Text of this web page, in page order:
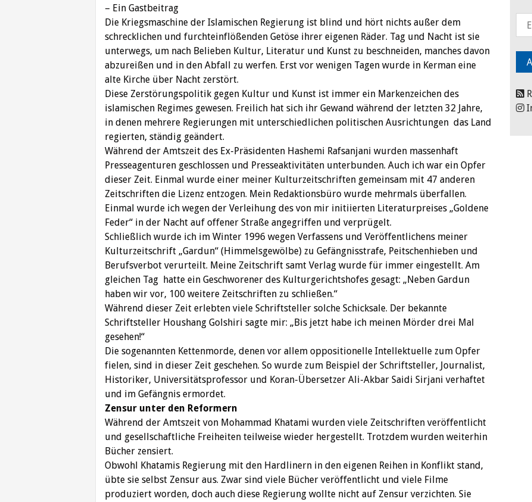
– Ein Gastbeitrag
Die Kriegsmaschine der Islamischen Regierung ist blind und hört nichts außer dem
schrecklichen und furchteinflößenden Getöse ihrer eigenen Räder. Tag und Nacht ist sie
unterwegs, um nach Belieben Kultur, Literatur und Kunst zu beschneiden, manches davon
abzureißen und in den Abfall zu werfen. Erst vor wenigen Tagen wurde in Kerman eine
alte Kirche über Nacht zerstört.
Diese Zerstörungspolitik gegen Kultur und Kunst ist immer ein Markenzeichen des
islamischen Regimes gewesen. Freilich hat sich ihr Gewand während der letzten 32 Jahre,
in denen mehrere Regierungen mit unterschiedlichen politischen Ausrichtungen das Land
regierten, ständig geändert.
Während der Amtszeit des Ex-Präsidenten Hashemi Rafsanjani wurden massenhaft
Presseagenturen geschlossen und Presseaktivitäten unterbunden. Auch ich war ein Opfer
dieser Zeit. Einmal wurde einer meiner Kulturzeitschriften gemeinsam mit 47 anderen
Zeitschriften die Lizenz entzogen. Mein Redaktionsbüro wurde mehrmals überfallen.
Einmal wurde ich wegen der Verleihung des von mir initiierten Literaturpreises „Goldene
Feder“ in der Nacht auf offener Straße angegriffen und verprügelt.
Schließlich wurde ich im Winter 1996 wegen Verfassens und Veröffentlichens meiner
Kulturzeitschrift „Gardun“ (Himmelsgewölbe) zu Gefängnisstrafe, Peitschenhieben und
Berufsverbot verurteilt. Meine Zeitschrift samt Verlag wurde für immer eingestellt. Am
gleichen Tag hatte ein Geschworener des Kulturgerichtshofes gesagt: „Neben Gardun
haben wir vor, 100 weitere Zeitschriften zu schließen.“
Während dieser Zeit erlebten viele Schriftsteller solche Schicksale. Der bekannte
Schriftsteller Houshang Golshiri sagte mir: „Bis jetzt habe ich meinen Mörder drei Mal
gesehen!“
Die sogenannten Kettenmorde, denen vor allem oppositionelle Intellektuelle zum Opfer
fielen, sind in dieser Zeit geschehen. So wurde zum Beispiel der Schriftsteller, Journalist,
Historiker, Universitätsprofessor und Koran-Übersetzer Ali-Akbar Saidi Sirjani verhaftet
und im Gefängnis ermordet.
Zensur unter den Reformern
Während der Amtszeit von Mohammad Khatami wurden viele Zeitschriften veröffentlicht
und gesellschaftliche Freiheiten teilweise wieder hergestellt. Trotzdem wurden weiterhin
Bücher zensiert.
Obwohl Khatamis Regierung mit den Hardlinern in den eigenen Reihen in Konflikt stand,
übte sie selbst Zensur aus. Zwar sind viele Bücher veröffentlicht und viele Filme
produziert worden, doch auch diese Regierung wollte nicht auf Zensur verzichten. Sie